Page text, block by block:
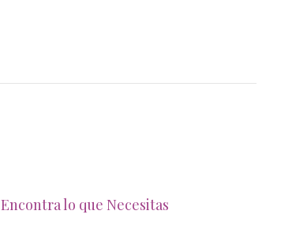
Encontra lo que Necesitas